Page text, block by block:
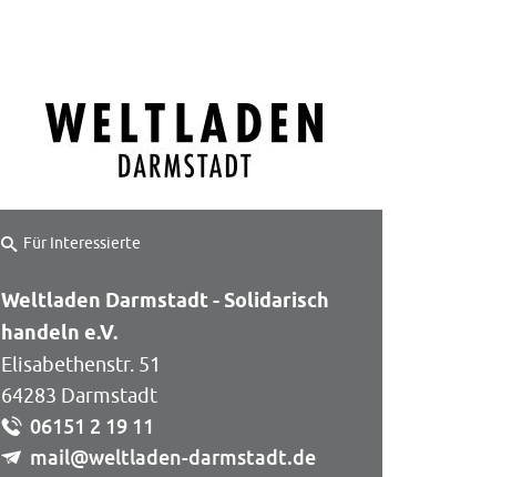
Für Interessierte
Weltladen Darmstadt - Solidarisch
handeln e.V.
Elisabethenstr. 51
64283 Darmstadt
06151 2 19 11
mail@weltladen-darmstadt.de